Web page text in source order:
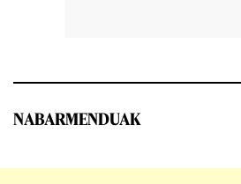
NABARMENDUAK